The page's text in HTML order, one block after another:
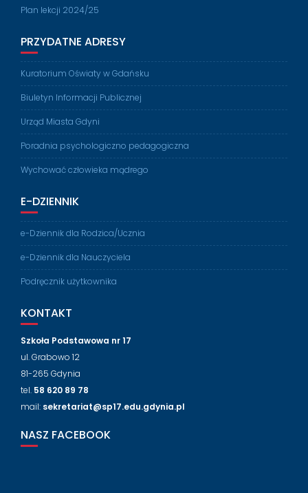
Plan lekcji 2024/25
PRZYDATNE ADRESY
Kuratorium Oświaty w Gdańsku
Biuletyn Informacji Publicznej
Urząd Miasta Gdyni
Poradnia psychologiczno pedagogiczna
Wychować człowieka mądrego
E-DZIENNIK
e-Dziennik dla Rodzica/Ucznia
e-Dziennik dla Nauczyciela
Podręcznik użytkownika
KONTAKT
Szkoła Podstawowa nr 17
ul. Grabowo 12
81-265 Gdynia
tel. 58 620 89 78
mail: sekretariat@sp17.edu.gdynia.pl
NASZ FACEBOOK